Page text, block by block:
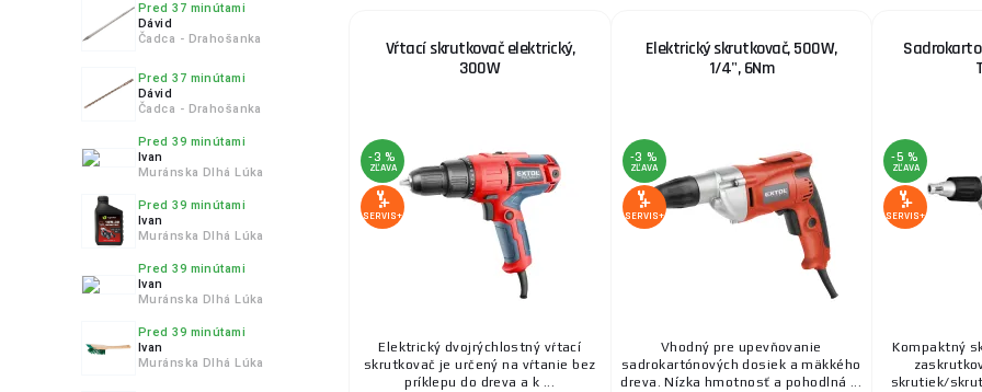
Pred 37 minútami
Dávid
Čadca - Drahošanka
Pred 37 minútami
Dávid
Čadca - Drahošanka
Pred 39 minútami
Ivan
Muránska Dlhá Lúka
Pred 39 minútami
Ivan
Muránska Dlhá Lúka
Pred 39 minútami
Ivan
Muránska Dlhá Lúka
Pred 39 minútami
Ivan
Muránska Dlhá Lúka
Vŕtací skrutkovač elektrický,
300W
-3 %
ZĽAVA
SERVIS+
Elektrický dvojrýchlostný vŕtací
skrutkovač je určený na vŕtanie bez
príklepu do dreva a k ...
Elektrický skrutkovač, 500W,
1/4", 6Nm
-3 %
ZĽAVA
SERVIS+
Vhodný pre upevňovanie
sadrokartónových dosiek a mäkkého
dreva. Nízka hmotnosť a pohodlná ...
-5 %
ZĽAVA
SERVIS+
Kompaktný
skrutiek/